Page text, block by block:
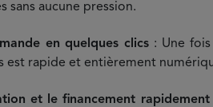
sans aucune pression.
en quelques clics : Une
est rapide et entièrement
et le financement rapidement